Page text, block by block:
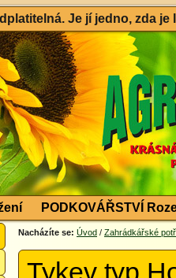
Je jí jedno, zda
PODKOVÁŘSTVÍ
Nacházíte se: Úvod / Zahrádkářské
Tykev typ